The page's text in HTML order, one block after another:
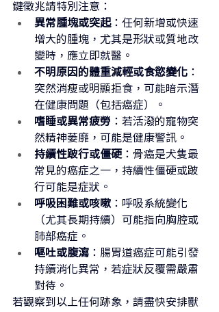
鍵徵兆請特別注意：
異常腫塊或突起：任何新增或快速
增大的腫塊，尤其是形狀或質地改
變時，應立即就醫。
不明原因的體重減輕或食慾變化 ：
突然消瘦或明顯拒食，可能暗示潛
在健康問題（包括癌症）。
嗜睡或異常疲勞 ：若活潑的寵物突
然精神萎靡，可能是健康警訊。
持續性跛行或僵硬 ：骨癌是犬隻最
常見的癌症之一，持續性僵硬或跛
行可能是症狀。
呼吸困難或咳嗽 ：呼吸系統變化
（尤其長期持續）可能指向胸腔或
肺部癌症。
嘔吐或腹瀉 ：腸胃道癌症可能引發
持續消化異常，若症狀反覆需嚴肅
對待。
若觀察到以上任何跡象，請盡快安排獸